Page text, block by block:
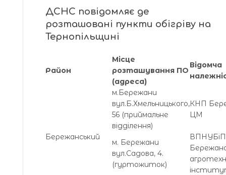
ДСНС повідомляє де
розташовані пункти обігріву на
Тернопільщині
Район
Місце
розташування ПО
(адреса)
Відомча
Бережанський
м.Бережани
вул.Б.Хмельницького,
56 (приймальне
відділення)
КНП
ЦМ
м. Бережани
вул.Садова, 4.
(гуртожиток)
ВПНУБіП